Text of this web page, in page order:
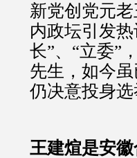
新党创党元
内政坛引发
长”、“立委”
先生，如今
仍决意投身选
王建煊是安